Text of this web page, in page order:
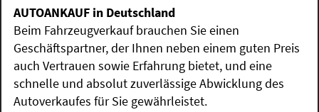
AUTOANKAUF in Deutschland
Beim Fahrzeugverkauf brauchen Sie einen
Geschäftspartner, der Ihnen neben einem guten Preis
auch Vertrauen sowie Erfahrung bietet, und eine
schnelle und absolut zuverlässige Abwicklung des
Autoverkaufes für Sie gewährleistet.